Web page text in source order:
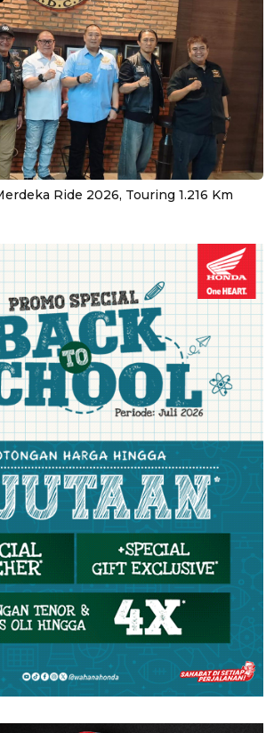
Ride 2026, Touring 1.216 Km